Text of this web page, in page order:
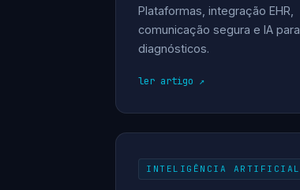
Plataformas, integração EHR,
comunicação segura e IA para
diagnósticos.
ler artigo
INTELIGÊNCIA ARTIFICIAL